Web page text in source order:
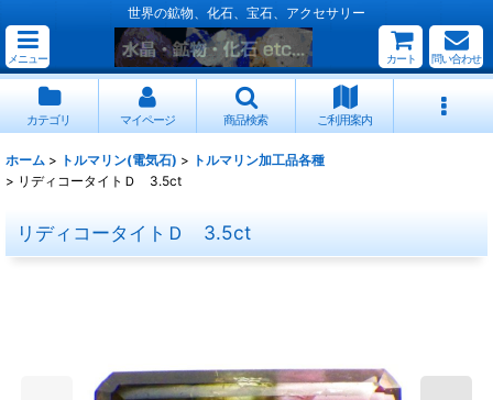
世界の鉱物、化石、宝石、アクセサリー
メニュー カート 問い合わせ
カテゴリ マイページ 商品検索 ご利用案内
ホーム > トルマリン(電気石) > トルマリン加工品各種
> リディコータイトＤ 3.5ct
リディコータイトＤ 3.5ct